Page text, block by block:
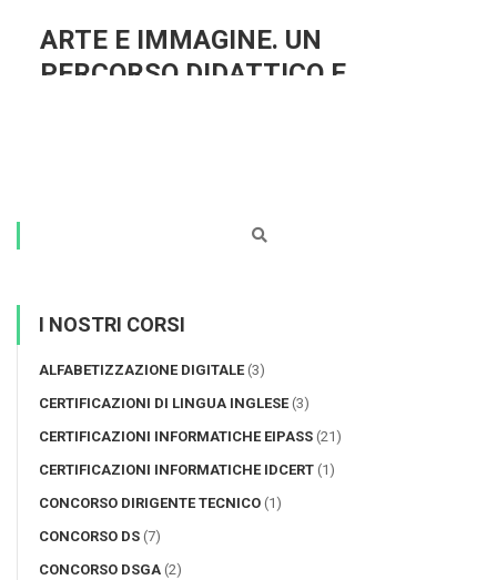
ARTE E IMMAGINE. UN
PERCORSO DIDATTICO E
I NOSTRI CORSI
ALFABETIZZAZIONE DIGITALE (3)
CERTIFICAZIONI DI LINGUA INGLESE (3)
CERTIFICAZIONI INFORMATICHE EIPASS (21)
CERTIFICAZIONI INFORMATICHE IDCERT (1)
CONCORSO DIRIGENTE TECNICO (1)
CONCORSO DS (7)
CONCORSO DSGA (2)